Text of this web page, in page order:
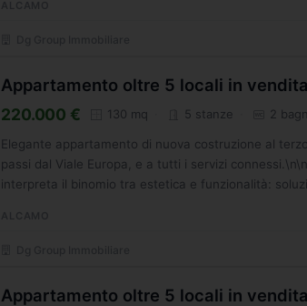
Appartamento oltre 5 locali in
220.000 € 130 mq 5 stanze 2
Elegante appartamento di nuova costruzione al
passi dal Viale Europa, e a tutti i servizi
interpreta il binomio tra estetica e funzionalità:
Appartamento oltre 5 locali in